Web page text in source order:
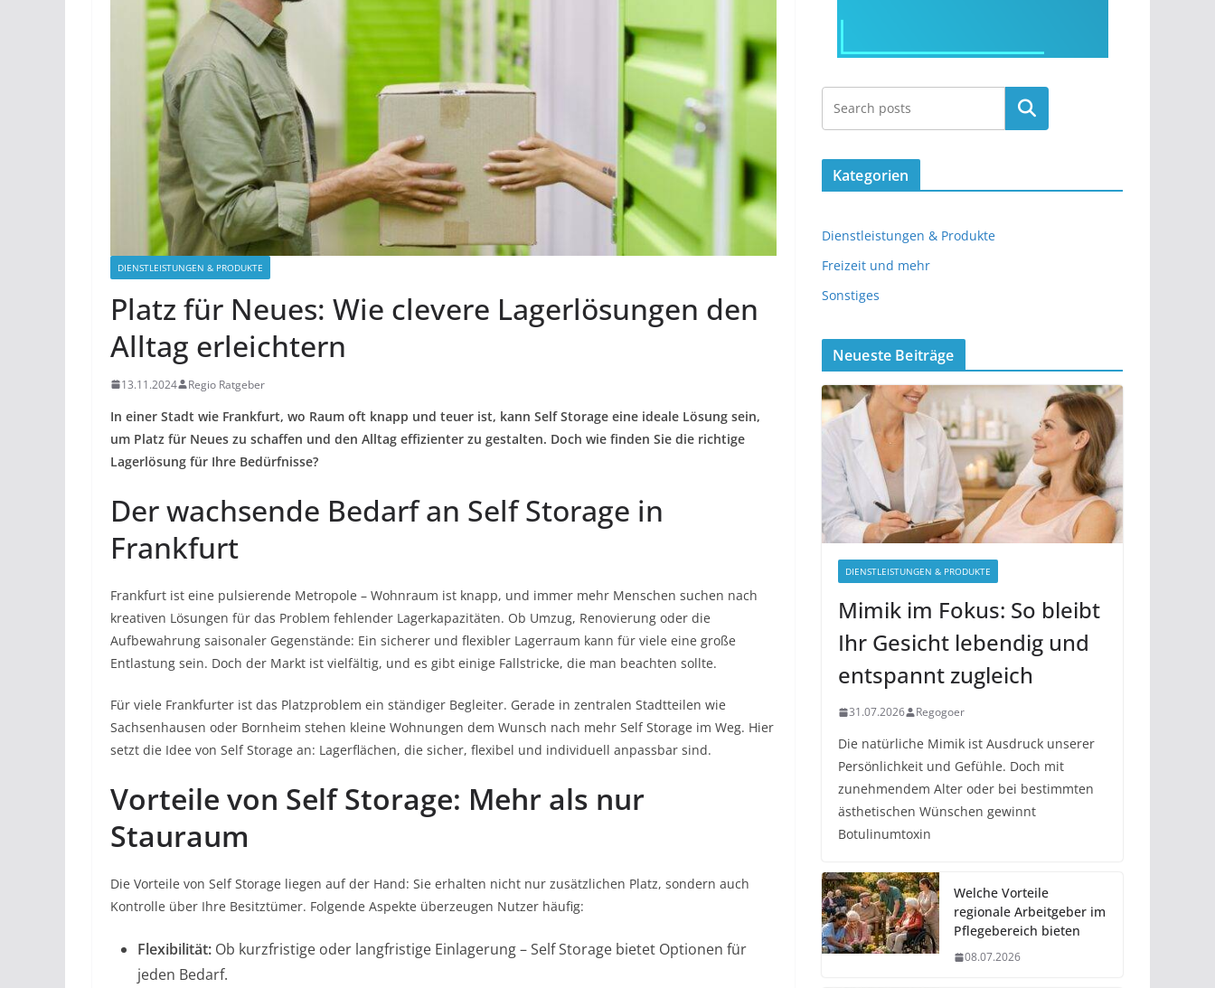
DIENSTLEISTUNGEN & PRODUKTE
Platz für Neues: Wie clevere Lagerlösungen den
Alltag erleichtern
13.11.2024 Regio Ratgeber
In einer Stadt wie Frankfurt, wo Raum oft knapp und teuer ist, kann Self Storage eine ideale Lösung sein,
um Platz für Neues zu schaffen und den Alltag effizienter zu gestalten. Doch wie finden Sie die richtige
Lagerlösung für Ihre Bedürfnisse?
Der wachsende Bedarf an Self Storage in
Frankfurt
Frankfurt ist eine pulsierende Metropole – Wohnraum ist knapp, und immer mehr Menschen suchen nach
kreativen Lösungen für das Problem fehlender Lagerkapazitäten. Ob Umzug, Renovierung oder die
Aufbewahrung saisonaler Gegenstände: Ein sicherer und flexibler Lagerraum kann für viele eine große
Entlastung sein. Doch der Markt ist vielfältig, und es gibt einige Fallstricke, die man beachten sollte.
Für viele Frankfurter ist das Platzproblem ein ständiger Begleiter. Gerade in zentralen Stadtteilen wie
Sachsenhausen oder Bornheim stehen kleine Wohnungen dem Wunsch nach mehr Self Storage im Weg. Hier
setzt die Idee von Self Storage an: Lagerflächen, die sicher, flexibel und individuell anpassbar sind.
Vorteile von Self Storage: Mehr als nur
Stauraum
Die Vorteile von Self Storage liegen auf der Hand: Sie erhalten nicht nur zusätzlichen Platz, sondern auch
Kontrolle über Ihre Besitztümer. Folgende Aspekte überzeugen Nutzer häufig:
Flexibilität: Ob kurzfristige oder langfristige Einlagerung – Self Storage bietet Optionen für
jeden Bedarf.
Kategorien
Dienstleistungen & Produkte
Freizeit und mehr
Sonstiges
Neueste Beiträge
DIENSTLEISTUNGEN & PRODUKTE
Mimik im Fokus: So bleibt
Ihr Gesicht lebendig und
entspannt zugleich
31.07.2026 Regogoer
Die natürliche Mimik ist Ausdruck unserer
Persönlichkeit und Gefühle. Doch mit
zunehmendem Alter oder bei bestimmten
ästhetischen Wünschen gewinnt
Botulinumtoxin
Welche Vorteile
regionale Arbeitgeber im
Pflegebereich bieten
08.07.2026